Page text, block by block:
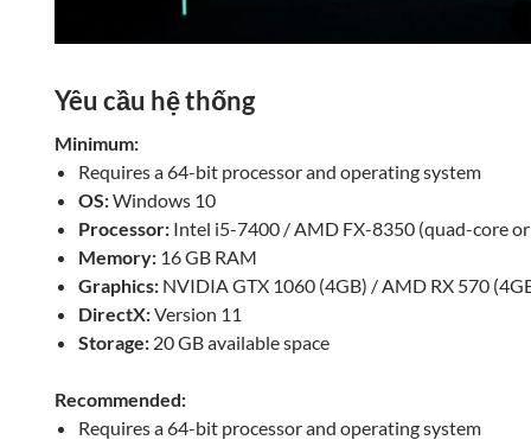
Yêu cầu hệ thống
Minimum:
Requires a 64-bit processor and operating system
OS:Windows 10
Processor: Intel i5-7400 / AMD FX-8350 (quad-core
Memory: 16 GB RAM
Graphics: NVIDIA GTX 1060 (4GB) / AMD RX 570
DirectX:Version 11
Storage: 20 GB available space
Recommended:
Requires a 64-bit processor and operating system